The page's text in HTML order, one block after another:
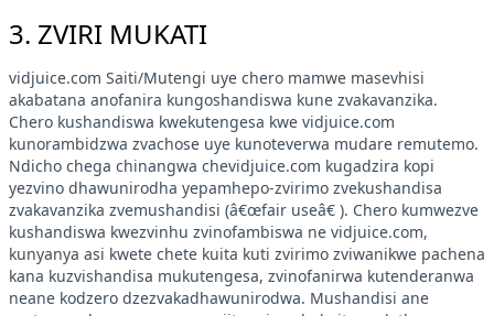
3. ZVIRI MUKATI
vidjuice.com Saiti/Mutengi uye chero mamwe masevhisi
akabatana anofanira kungoshandiswa kune zvakavanzika.
Chero kushandiswa kwekutengesa kwe vidjuice.com
kunorambidzwa zvachose uye kunoteverwa mudare remutemo.
Ndicho chega chinangwa chevidjuice.com kugadzira kopi
yezvino dhawunirodha yepamhepo-zvirimo zvekushandisa
zvakavanzika zvemushandisi (â€œfair useâ€ ). Chero kumwezve
kushandiswa kwezvinhu zvinofambiswa ne vidjuice.com,
kunyanya asi kwete chete kuita kuti zvirimo zviwanikwe pachena
kana kuzvishandisa mukutengesa, zvinofanirwa kutenderanwa
neane kodzero dzezvakadhawunirodwa. Mushandisi ane